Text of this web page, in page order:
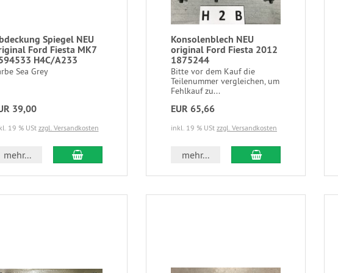
Spiegel NEU
Ford Fiesta MK7
H4C/A233
Sea Grey
39,00
19 % USt zzgl. Versandkosten
mehr...
Konsolenblech NEU
original Ford Fiesta 2012
1875244
Bitte vor dem Kauf die
Teilenummer vergleichen, um
Fehlkauf zu...
EUR 65,66
inkl. 19 % USt zzgl. Versandkosten
mehr...